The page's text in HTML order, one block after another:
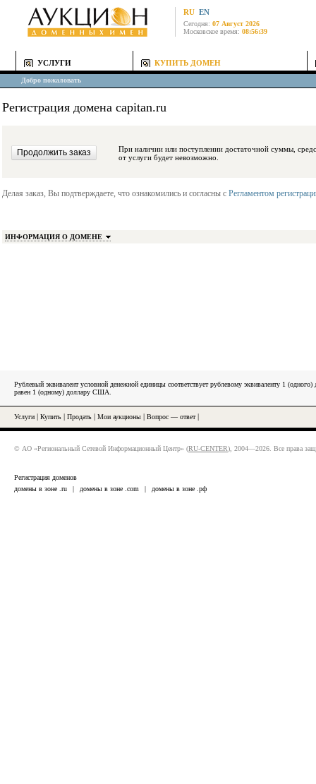
RU EN
Сегодня: 07 Август 2026
Московское время: 08:56:39
УСЛУГИ КУПИТЬ ДОМЕН
Добро пожаловать
Регистрация домена capitan.ru
При наличии или поступлении достаточной суммы, средства будут
от услуги будет невозможно.
Делая заказ, Вы подтверждаете, что ознакомились и согласны с Регламентом
ИНФОРМАЦИЯ О ДОМЕНЕ
Рублевый эквивалент условной денежной единицы соответствует рублевому эквиваленту 1
равен 1 (одному) доллару США.
Услуги Купить Продать Мои аукционы Вопрос — ответ|
© АО «Региональный Сетевой Информационный Центр» (RU-CENTER), 2004—2026. Все права
Регистрация доменов
домены в зоне .ru
| домены в зоне .com | домены в зоне .рф